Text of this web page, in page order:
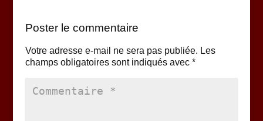
Poster le commentaire
Votre adresse e-mail ne sera pas publiée. Les
champs obligatoires sont indiqués avec *